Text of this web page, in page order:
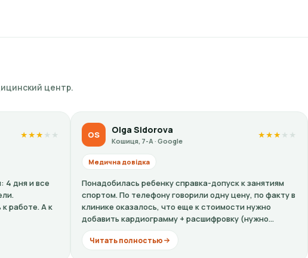
центр.
Olga Sidorova
Кошиця, 7-А · Google
★★
ребенку справка-допуск к занятиям
По телефону говорили одну цену, по факту в
оказалось, что еще к стоимости нужно
кардиограмму + расшифровку (нужно...
Kateryna
Кошиця, 7-А ·
Все вежливые, кроме
ужасный человек,
что человек плохо
неуместные